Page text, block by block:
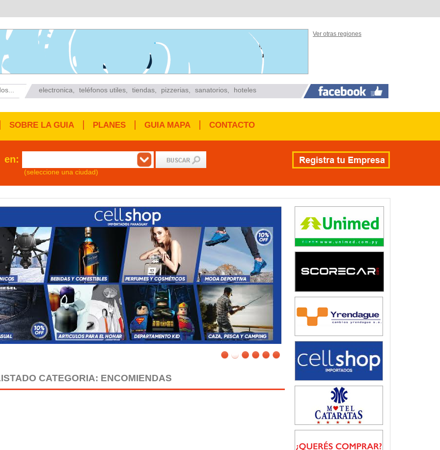
Ver otras regiones
electronica teléfonos utiles tiendas pizzerias sanatorios hoteles
SOBRE LA GUIA PLANES GUIA MAPA CONTACTO
en:
(seleccione una ciudad)
CATEGORIA: ENCOMIENDAS